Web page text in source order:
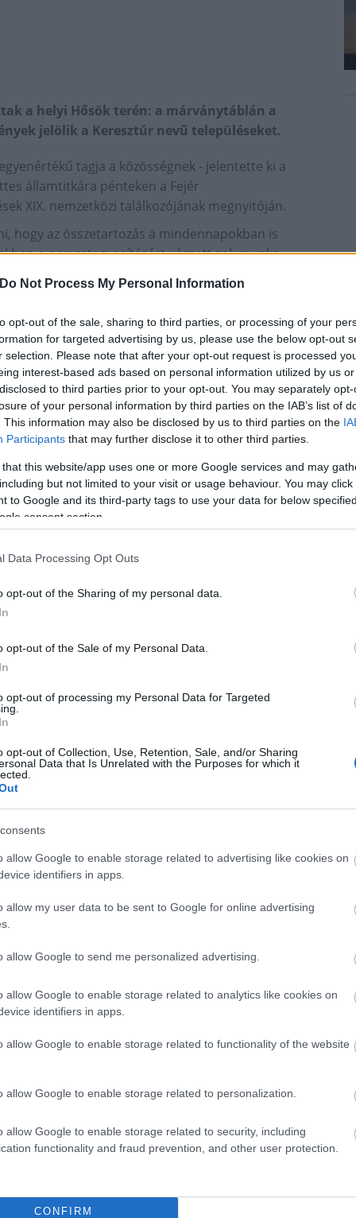
Do Not Process My Personal Information
opt-out of the sale, sharing to third parties, or processing of your
for targeted advertising by us, please use the below opt-out
selection. Please note that after your opt-out request is processed
interest-based ads based on personal information utilized by us
to third parties prior to your opt-out. You may separately
of your personal information by third parties on the IAB’s list of
This information may also be disclosed by us to third parties on the
Participants that may further disclose it to other third parties.
that this website/app uses one or more Google services and may
but not limited to your visit or usage behaviour. You may
to Google and its third-party tags to use your data for below
consent section.
Data Processing Opt Outs
opt-out of the Sharing of my personal data.
opt-out of the Sale of my Personal Data.
opt-out of processing my Personal Data for Targeted
opt-out of Collection, Use, Retention, Sale, and/or Sharing
Data that Is Unrelated with the Purposes for which it
allow Google to enable storage related to advertising like cookies on
identifiers in apps.
allow my user data to be sent to Google for online advertising
allow Google to send me personalized advertising.
allow Google to enable storage related to analytics like cookies on
identifiers in apps.
allow Google to enable storage related to functionality of the website
allow Google to enable storage related to personalization.
allow Google to enable storage related to security, including
functionality and fraud prevention, and other user protection.
CONFIRM
a helyi Hősök terén: a márványtáblán a
jelölik a Keresztúr nevű településeket.
tagja a közösségnek - jelentette ki a
államtitkára pénteken a Fejér
XIX. nemzetközi találkozójának megnyitóján.
hogy az összetartozás a mindennapokban is
a nemzetegyesítésért végzett sok munka
település között épülnek kapcsolatok,
hitet tettek egymás mellett, mert a nevük és a
igyekszik a nemzeti összetartozást és a
a munkában a Keresztúr nevű településeknek
a magyar jövőt erős, önálló közösségekre és a
a Kárpát-medencében földrajzi csupán, amit
kapcsolatok erősítésének - mondta,
forrasztják össze "láthatatlan szállal".
elnöke örömének adott hangot amiatt,
újra olyan településen találkozhatnak, ahol
de a települések mérete, nagysága gátló
fős lakosságszámú község tagja a szövetségnek.
ahol 13 anyaországi település mellett
hogy 27-29 település is részt vett egy-egy
azt mondta, hogy elkötelezettek a
aktívak és a találkozókon is mindig részt
helyet adjanak a rendezvénynek.
Apátkeresztúr (Erdély), Balatonkeresztúr
Abaúj-Zemplén), Csernakeresztúr (Erdély),
Zemplén), Kaposkeresztúr (Somogy),
(Erdély), Murakeresztúr (Zala),
(Fejér), Rákoskeresztúr (Budapest, XVII.
(Békés), Székelykeresztúr (Erdély),
(Kárpátalja) küldöttsége.
M1 bővítés: már zajlik a teljesen új
Bicske Kelet csomópont építése